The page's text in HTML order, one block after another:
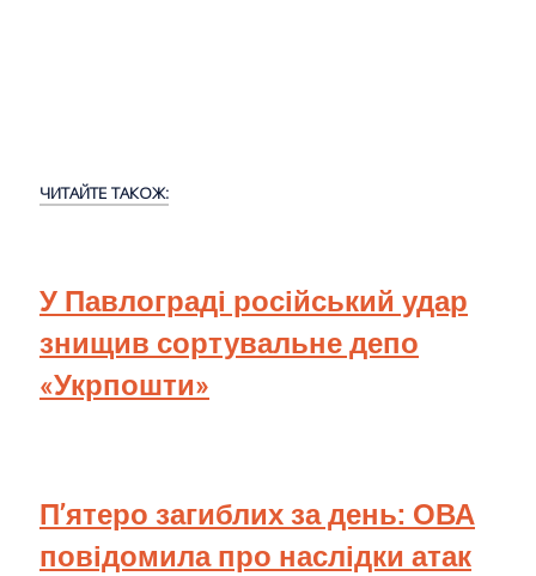
ЧИТАЙТЕ ТАКОЖ:
У Павлограді російський удар
знищив сортувальне депо
«Укрпошти»
П’ятеро загиблих за день: ОВА
повідомила про наслідки атак